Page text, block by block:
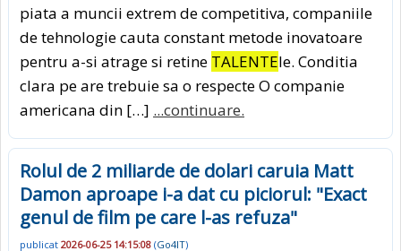
piata a muncii extrem de competitiva, companiile
de tehnologie cauta constant metode inovatoare
pentru a-si atrage si retine TALENTEle. Conditia
clara pe are trebuie sa o respecte O companie
americana din […] ...continuare.
Rolul de 2 miliarde de dolari caruia Matt
Damon aproape i-a dat cu piciorul: "Exact
genul de film pe care l-as refuza"
publicat 2026-06-25 14:15:08 (Go4IT)